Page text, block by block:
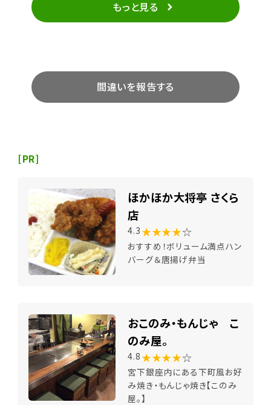
もっと見る
間違いを報告する
[PR]
ほかほか大将亭 さくら
店
4.3 ★★★★☆
おすすめ！ボリューム満点ハン
バーグ＆唐揚げ弁当
おこのみ・もんじゃ こ
のみ屋。
4.8 ★★★★☆
宮下銀座内にある下町風お好
み焼き・もんじゃ焼き【このみ
屋。】